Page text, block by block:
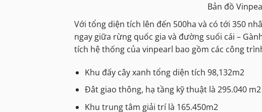
Bản đồ
Với tổng diện tích lên đến 500ha và có tới 350
ngay giữa rừng quốc gia và đường suối cái –
tích hệ thống của vinpearl bao gồm các công
Khu đấy cây xanh tổng diện tích 98,132m2
Đât giao thông, hạ tầng kỹ thuật là 295.040 m2
Khu trung tâm giải trí là 165.450m2